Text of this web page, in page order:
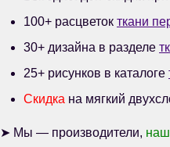
100+ расцветок ткани
30+ дизайна в разделе
25+ рисунков в каталоге
Скидка на мягкий
➤ Мы — производители,